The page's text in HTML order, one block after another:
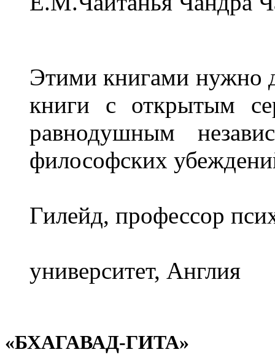
Этими книгами нужно
книги с открытым
равнодушным
философских
Гилейд, профессор
университет, Англия
«БХАГАВАД-ГИТА»